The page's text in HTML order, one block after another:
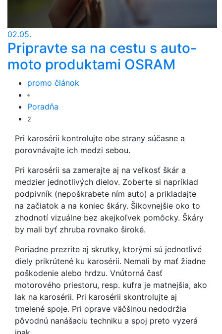
02.05.
Pripravte sa na cestu s auto-
moto produktami OSRAM
promo článok
Poradňa
2
Pri karosérii kontrolujte obe strany súčasne a
porovnávajte ich medzi sebou.
Pri karosérii sa zamerajte aj na veľkosť škár a
medzier jednotlivých dielov. Zoberte si napríklad
podpivník (nepoškrabete ním auto) a prikladajte
na začiatok a na koniec škáry. Šikovnejšie oko to
zhodnotí vizuálne bez akejkoľvek pomôcky. Škáry
by mali byť zhruba rovnako široké.
Poriadne prezrite aj skrutky, ktorými sú jednotlivé
diely prikrútené ku karosérii. Nemali by mať žiadne
poškodenie alebo hrdzu. Vnútorná časť
motorového priestoru, resp. kufra je matnejšia, ako
lak na karosérii. Pri karosérii skontrolujte aj
tmelené spoje. Pri oprave väčšinou nedodržia
pôvodnú nanášaciu techniku a spoj preto vyzerá